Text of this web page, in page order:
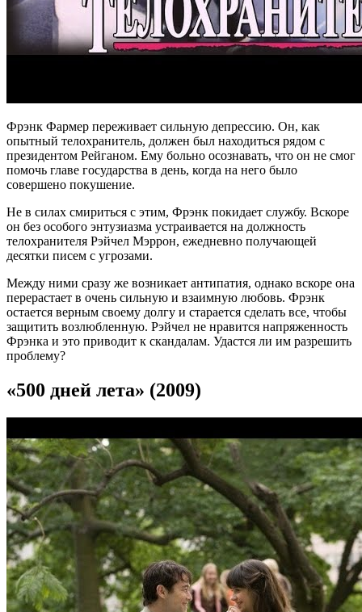
Фрэнк Фармер переживает сильную депрессию. Он, как
опытный телохранитель, должен был находиться рядом с
президентом Рейганом. Ему больно осознавать, что он не смог
помочь главе государства в день, когда на него было
совершено покушение.
Не в силах смириться с этим, Фрэнк покидает службу. Вскоре
он без особого энтузиазма устраивается на должность
телохранителя Рэйчел Мэррон, ежедневно получающей
десятки писем с угрозами.
Между ними сразу же возникает антипатия, однако вскоре она
перерастает в очень сильную и взаимную любовь. Фрэнк
остается верным своему долгу и старается сделать все, чтобы
защитить возлюбленную. Рэйчел не нравится напряженность
Фрэнка и это приводит к скандалам. Удастся ли им разрешить
проблему?
«500 дней лета» (2009)